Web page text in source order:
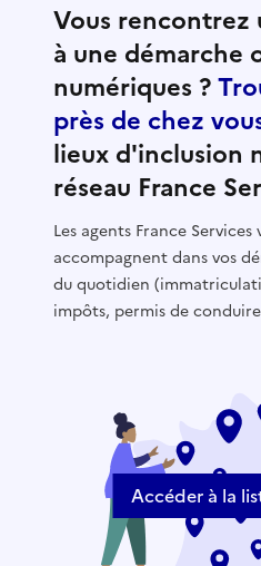
Vous rencontrez
à une démarche
numériques ?
près de chez
lieux d'inclusion
réseau France
Les agents France
accompagnent dans vos
du quotidien
impôts, permis de
Accéder à la